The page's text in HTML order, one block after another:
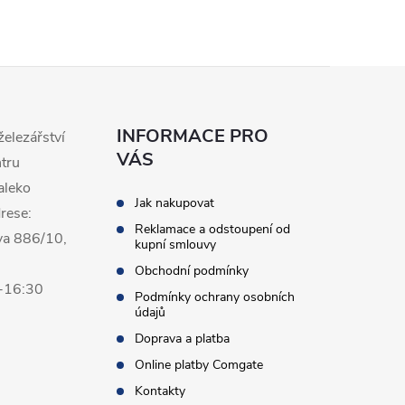
886/10,
16:30
INFORMACE PRO
VÁS
Jak nakupovat
Reklamace a odstoupení od
kupní smlouvy
Obchodní podmínky
Podmínky ochrany osobních
údajů
Doprava a platba
Online platby Comgate
Kontakty